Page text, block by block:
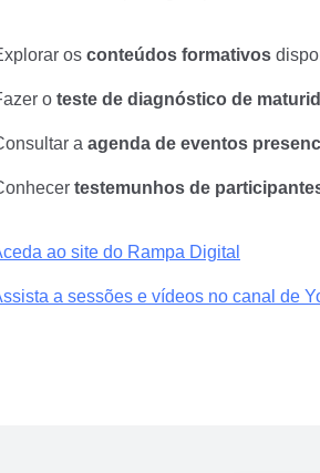
os conteúdos formativos
o teste de diagnóstico de
a agenda de eventos
testemunhos de
ao site do Rampa Digital
a sessões e vídeos no canal de